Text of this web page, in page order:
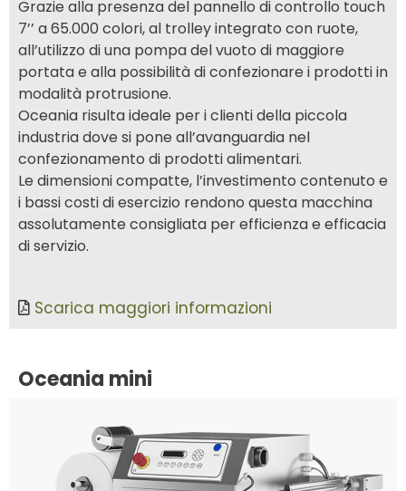
Grazie alla presenza del pannello di controllo touch
7’’ a 65.000 colori, al trolley integrato con ruote,
all’utilizzo di una pompa del vuoto di maggiore
portata e alla possibilità di confezionare i prodotti in
modalità protrusione.
Oceania risulta ideale per i clienti della piccola
industria dove si pone all’avanguardia nel
confezionamento di prodotti alimentari.
Le dimensioni compatte, l’investimento contenuto e
i bassi costi di esercizio rendono questa macchina
assolutamente consigliata per efficienza e efficacia
di servizio.
Scarica maggiori informazioni
Oceania mini